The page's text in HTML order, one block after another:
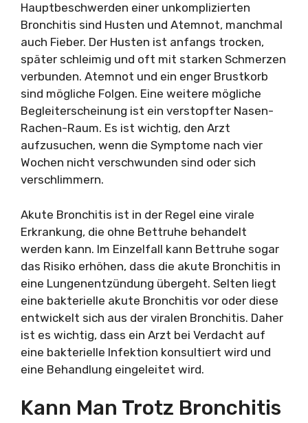
Hauptbeschwerden einer unkomplizierten
Bronchitis sind Husten und Atemnot, manchmal
auch Fieber. Der Husten ist anfangs trocken,
später schleimig und oft mit starken Schmerzen
verbunden. Atemnot und ein enger Brustkorb
sind mögliche Folgen. Eine weitere mögliche
Begleiterscheinung ist ein verstopfter Nasen-
Rachen-Raum. Es ist wichtig, den Arzt
aufzusuchen, wenn die Symptome nach vier
Wochen nicht verschwunden sind oder sich
verschlimmern.
Akute Bronchitis ist in der Regel eine virale
Erkrankung, die ohne Bettruhe behandelt
werden kann. Im Einzelfall kann Bettruhe sogar
das Risiko erhöhen, dass die akute Bronchitis in
eine Lungenentzündung übergeht. Selten liegt
eine bakterielle akute Bronchitis vor oder diese
entwickelt sich aus der viralen Bronchitis. Daher
ist es wichtig, dass ein Arzt bei Verdacht auf
eine bakterielle Infektion konsultiert wird und
eine Behandlung eingeleitet wird.
Kann Man Trotz Bronchitis